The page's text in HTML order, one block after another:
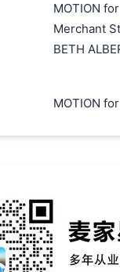
MOTION
Merchant
BETH
MOTION